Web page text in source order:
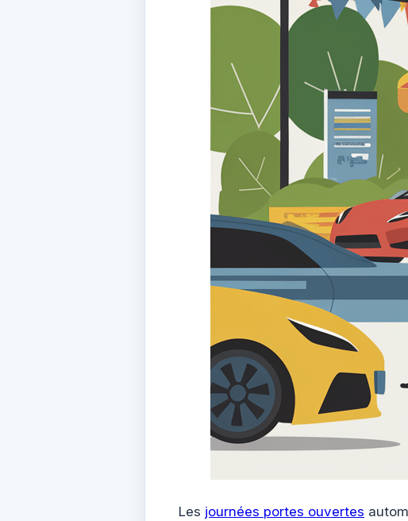
Les journées portes ouvertes